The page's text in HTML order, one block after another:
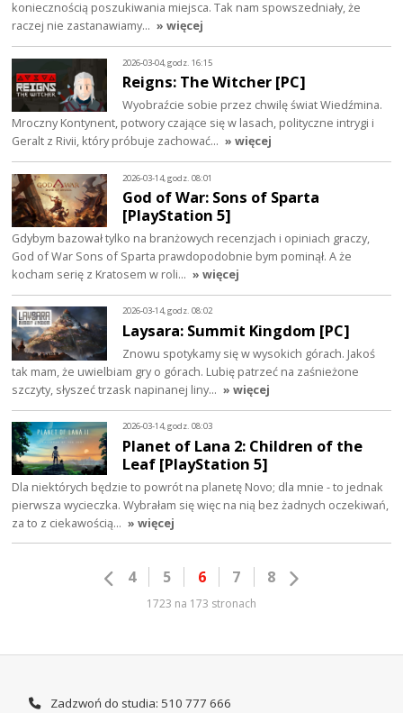
koniecznością poszukiwania miejsca. Tak nam spowszedniały, że
raczej nie zastanawiamy… » więcej
2026-03-04, godz. 16:15
Reigns: The Witcher [PC]
Wyobraźcie sobie przez chwilę świat Wiedźmina.
Mroczny Kontynent, potwory czające się w lasach, polityczne intrygi i
Geralt z Rivii, który próbuje zachować… » więcej
2026-03-14, godz. 08:01
God of War: Sons of Sparta
[PlayStation 5]
Gdybym bazował tylko na branżowych recenzjach i opiniach graczy,
God of War Sons of Sparta prawdopodobnie bym pominął. A że
kocham serię z Kratosem w roli… » więcej
2026-03-14, godz. 08:02
Laysara: Summit Kingdom [PC]
Znowu spotykamy się w wysokich górach. Jakoś
tak mam, że uwielbiam gry o górach. Lubię patrzeć na zaśnieżone
szczyty, słyszeć trzask napinanej liny… » więcej
2026-03-14, godz. 08:03
Planet of Lana 2: Children of the
Leaf [PlayStation 5]
Dla niektórych będzie to powrót na planetę Novo; dla mnie - to jednak
pierwsza wycieczka. Wybrałam się więc na nią bez żadnych oczekiwań,
za to z ciekawością… » więcej
4 5 6 7 8
1723 na 173 stronach
Zadzwoń do studia: 510 777 666